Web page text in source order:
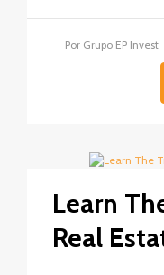
Por Grupo EP Invest
Learn
Real